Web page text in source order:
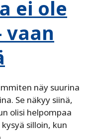
ei ole
näy suurina
Se näkyy siinä,
olisi helpompaa
silloin, kun